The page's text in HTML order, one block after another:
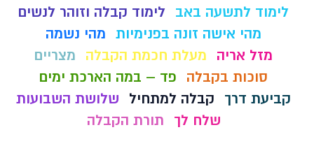
לימוד לתשעה באב
לימוד קבלה וזוהר לנשים
מהי אישה זונה בפנימיות מהי נשמה
מזל אריה
מעלת חכמת הקבלה
מצריים
סוכות בקבלה
פד – במה הארכת ימים
קביעת דרך
קבלה למתחיל
שלושת השבועות
שלח לך
תורת הקבלה